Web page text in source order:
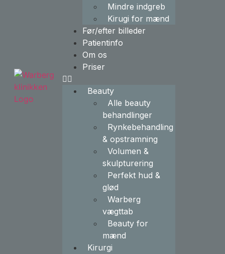
Mindre indgreb
Kirugi for mænd
Før/efter billeder
Patientinfo
Om os
Priser
Beauty
Alle beauty
behandlinger
Rynkebehandling
& opstramning
Volumen &
skulpturering
Perfekt hud &
glød
Warberg
vægttab
Beauty for
mænd
Kirurgi